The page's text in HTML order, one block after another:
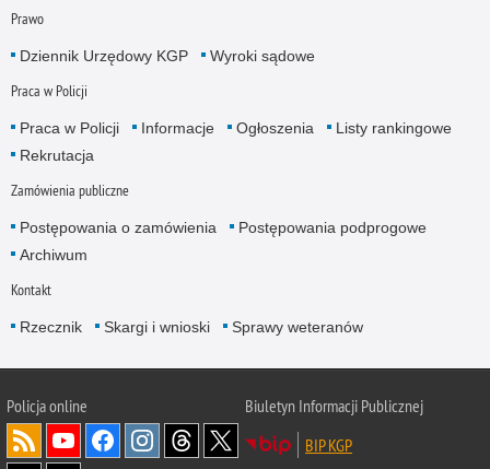
Prawo
Dziennik Urzędowy KGP Wyroki sądowe
Praca w Policji
Praca w Policji Informacje Ogłoszenia
Listy rankingowe
Rekrutacja
Zamówienia publiczne
Postępowania o zamówienia
Postępowania podprogowe
Archiwum
Kontakt
Rzecznik Skargi i wnioski Sprawy weteranów
Policjaonline
Biuletyn Informacji Publicznej
BIP KGP